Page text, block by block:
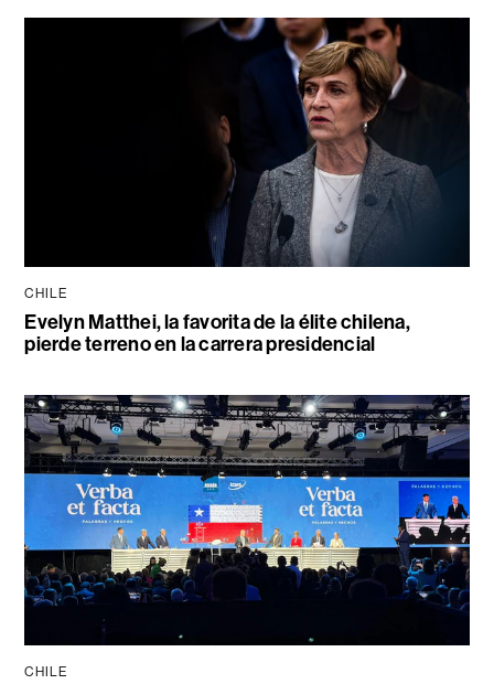
CHILE
Evelyn Matthei, la favorita de la élite chilena,
pierde terreno en la carrera presidencial
CHILE